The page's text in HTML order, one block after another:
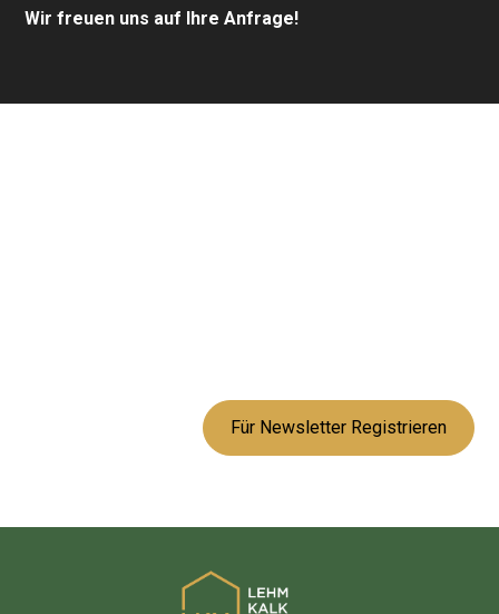
Wir freuen uns auf Ihre Anfrage!
Für Newsletter Registrieren